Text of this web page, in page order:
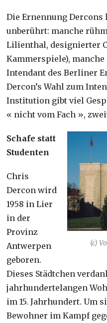
Die Ernennung Dercons
unberührt: manche
Lilienthal, designierter
Kammerspiele),
Intendant des Berliner
Dercon’s Wahl zum
Institution gibt viel
« nicht vom Fach »,
(c)
Schafe statt
Studenten
Chris
Dercon wird
1958 in Lier
in der
Provinz
Antwerpen
geboren.
Dieses Städtchen
jahrhundertelangen
im 15. Jahrhundert. Um
Bewohner im Kampf